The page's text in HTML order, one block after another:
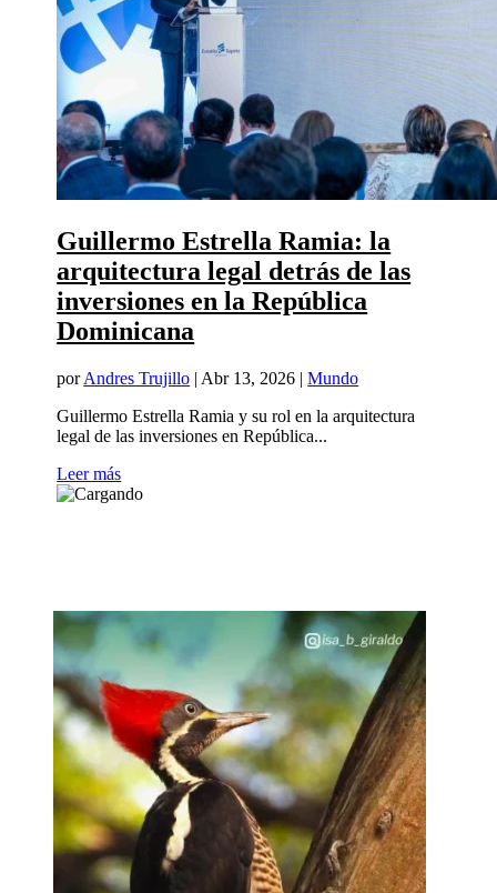
Guillermo Estrella Ramia: la
arquitectura legal detrás de las
inversiones en la República
Dominicana
porAndres Trujillo | Abr 13, 2026 |Mundo
Guillermo Estrella Ramia y su rol en la arquitectura
legal de las inversiones en República...
Leer más